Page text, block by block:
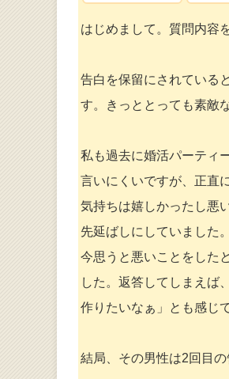
はじめまして。質問内容
告白を保留にされている
す。きっととっても素敵
私も過去に婚活パーティ
言いにくいですが、正直
気持ちは嬉しかったし悪
先延ばしにしていました。
今思うと悪いことをした
した。返答してしまえば
作りたいなぁ」とも感じ
結局、その男性は2回目